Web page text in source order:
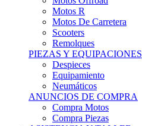
Motos R
Motos De Carretera
Scooters
Remolques
PIEZAS Y EQUIPACIONES
Despieces
Equipamiento
Neumáticos
ANUNCIOS DE COMPRA
Compra Motos
Compra Piezas